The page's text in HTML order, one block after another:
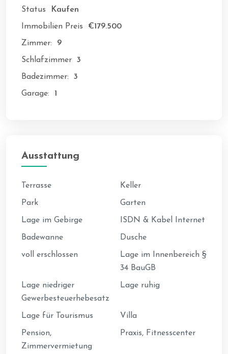
Status Kaufen
Immobilien Preis €179.500
Zimmer: 9
Schlafzimmer 3
Badezimmer: 3
Garage: 1
Ausstattung
Terrasse Keller
Park Garten
Lage im Gebirge ISDN & Kabel Internet
Badewanne Dusche
voll erschlossen
Lage im Innenbereich §
34 BauGB
Lage niedriger
Gewerbesteuerhebesatz
Lage ruhig
Lage für Tourismus Villa
Pension,
Zimmervermietung
Praxis, Fitnesscenter